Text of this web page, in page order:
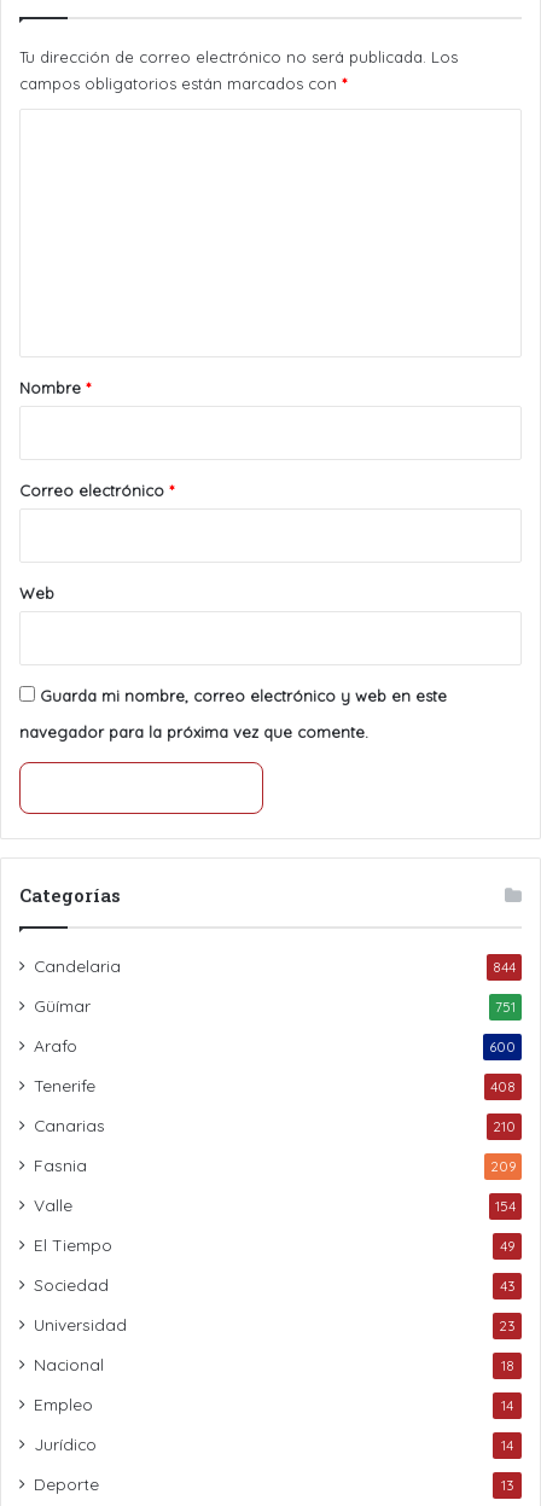
Tu dirección de correo electrónico no será publicada. Los
campos obligatorios están marcados con *
r
*
Nombre *
Correo electrónico *
Web
Guarda mi nombre, correo electrónico y web en este
navegador para la próxima vez que comente.
Categorías
Candelaria 844
Güímar 751
Arafo 600
Tenerife 408
Canarias 210
Fasnia 209
Valle 154
El Tiempo 49
Sociedad 43
Universidad 23
Nacional 18
Empleo 14
Jurídico 14
Deporte 13